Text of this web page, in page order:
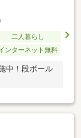
二人暮らし
ンターネット無料
中！段ボール